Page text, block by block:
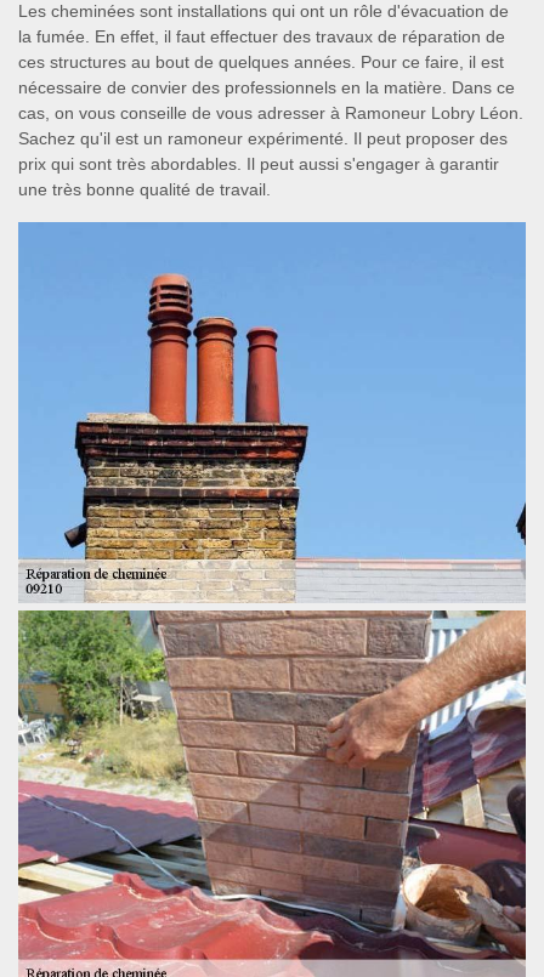
Les cheminées sont installations qui ont un rôle d'évacuation de
la fumée. En effet, il faut effectuer des travaux de réparation de
ces structures au bout de quelques années. Pour ce faire, il est
nécessaire de convier des professionnels en la matière. Dans ce
cas, on vous conseille de vous adresser à Ramoneur Lobry Léon.
Sachez qu'il est un ramoneur expérimenté. Il peut proposer des
prix qui sont très abordables. Il peut aussi s'engager à garantir
une très bonne qualité de travail.